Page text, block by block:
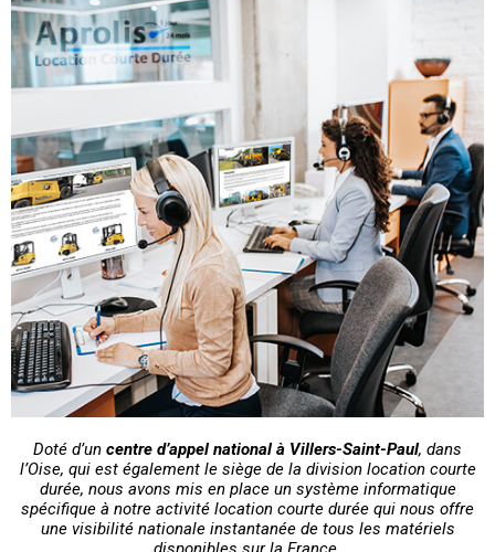
Doté d’un centre d’appel national à Villers-Saint-Paul, dans
l’Oise, qui est également le siège de la division location courte
durée, nous avons mis en place un système informatique
spécifique à notre activité location courte durée qui nous offre
une visibilité nationale instantanée de tous les matériels